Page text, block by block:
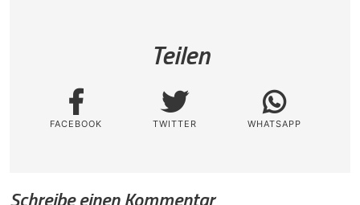
Teilen
FACEBOOK TWITTER WHATSAPP